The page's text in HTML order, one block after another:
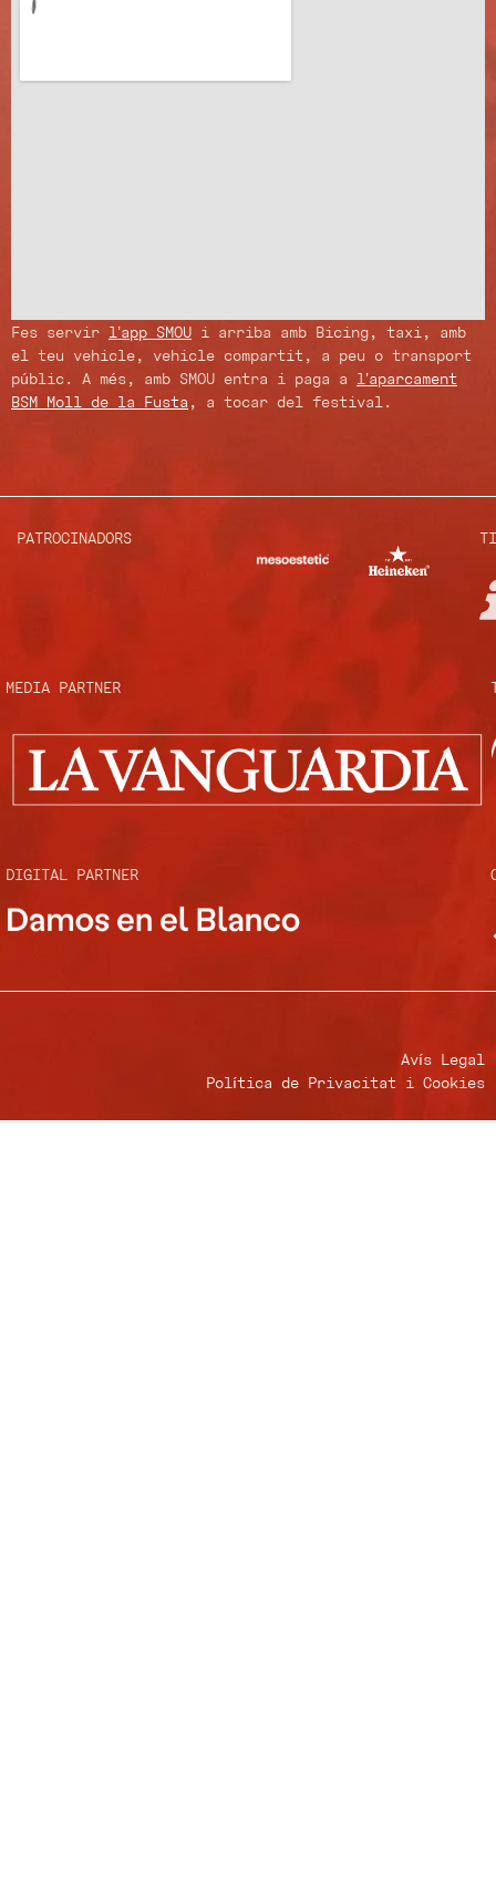
Fes servir l’app SMOU i arriba amb Bicing, taxi, amb
el teu vehicle, vehicle compartit, a peu o transport
públic. A més, amb SMOU entra i paga a l’aparcament
BSM Moll de la Fusta , a tocar del festival.
PATROCINADORS
MEDIA PARTNER
DIGITAL PARTNER ​
Avís Legal
Política de Privacitat i Cookies